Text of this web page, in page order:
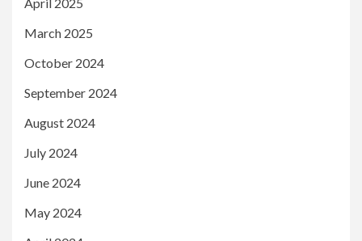
March 2025
October 2024
September 2024
August 2024
July 2024
June 2024
May 2024